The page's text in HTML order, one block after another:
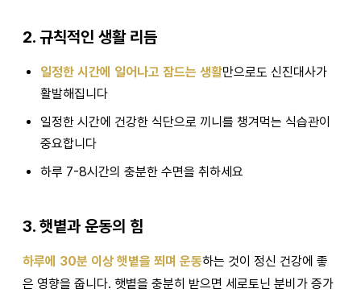
2. 규칙적인 생활 리듬
일정한 시간에 일어나고 잠드는 생활만으로도 신진대사가
활발해집니다
일정한 시간에 건강한 식단으로 끼니를 챙겨먹는 식습관이
중요합니다
하루 7-8시간의 충분한 수면을 취하세요
3. 햇볕과 운동의 힘
하루에 30분 이상 햇볕을 쬐며 운동하는 것이 정신 건강에 좋
은 영향을 줍니다. 햇볕을 충분히 받으면 세로토닌 분비가 증가